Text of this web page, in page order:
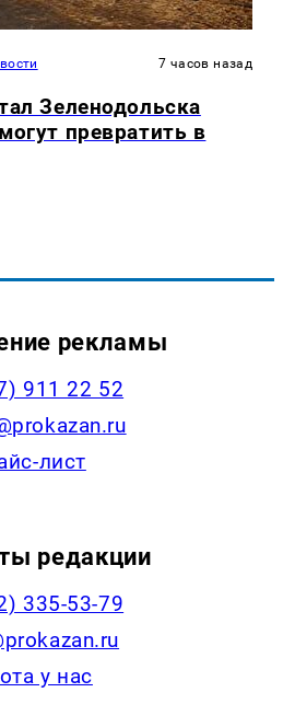
7 часов назад
Зеленодольска
превратить в
рекламы
911 22 52
лист
редакции
335-53-79
у нас